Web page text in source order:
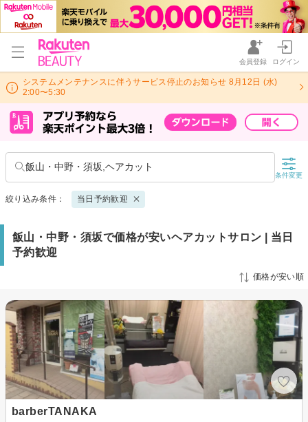
会員登録 ログイン
システムメンテナンスに伴うサービス停止のお知らせ 8月12日 (水)
2:00〜5:30
飯山・中野・須坂,ヘアカット
条件変更
絞り込み条件： 当日予約歓迎
飯山・中野・須坂で価格が安いヘアカットサロン | 当日
予約歓迎
価格が安い順
barberTANAKA